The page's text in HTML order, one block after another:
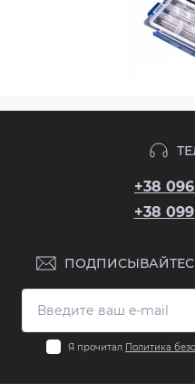
+38
+38
Я прочитал Политика